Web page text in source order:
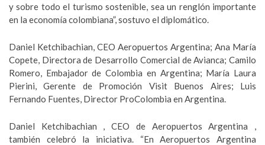
y sobre todo el turismo sostenible, sea un renglón importante
en la economía colombiana”, sostuvo el diplomático.
Daniel Ketchibachian, CEO Aeropuertos Argentina; Ana María
Copete, Directora de Desarrollo Comercial de Avianca; Camilo
Romero, Embajador de Colombia en Argentina; María Laura
Pierini, Gerente de Promoción Visit Buenos Aires; Luis
Fernando Fuentes, Director ProColombia en Argentina.
Daniel Ketchibachian , CEO de Aeropuertos Argentina ,
también celebró la iniciativa. “En Aeropuertos Argentina